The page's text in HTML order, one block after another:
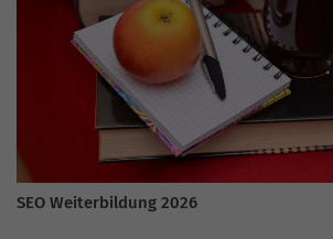
SEO Weiterbildung 2026